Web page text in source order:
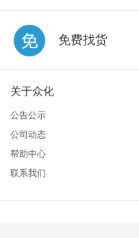
免费找货
关于众化
公告公示
公司动态
帮助中心
联系我们